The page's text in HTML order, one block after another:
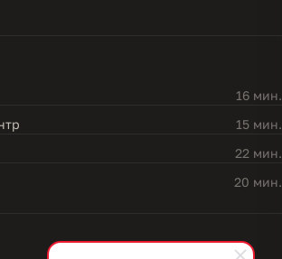
16 мин.
15 мин.
22 мин.
20 мин.